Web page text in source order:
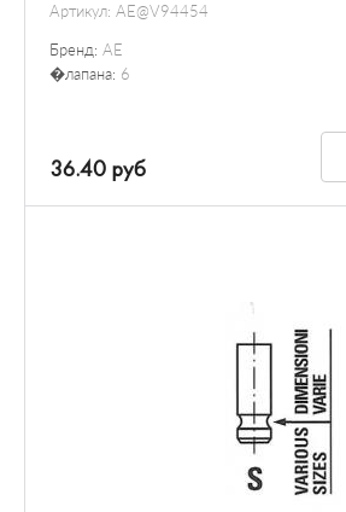
Артикул: AE@V94454
Бренд: AE
�лапана: 6
36.40 руб